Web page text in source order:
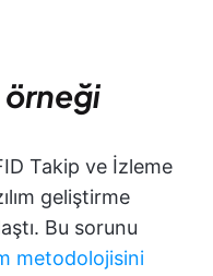
örneği
Takip ve İzleme
geliştirme
Bu sorunu
metodolojisini